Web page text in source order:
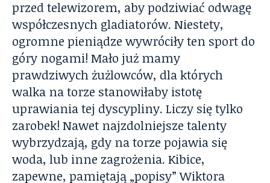
przed telewizorem, aby podziwiać odwagę
współczesnych gladiatorów. Niestety,
ogromne pieniądze wywróciły ten sport do
góry nogami! Mało już mamy
prawdziwych żużlowców, dla których
walka na torze stanowiłaby istotę
uprawiania tej dyscypliny. Liczy się tylko
zarobek! Nawet najzdolniejsze talenty
wybrzydzają, gdy na torze pojawia się
woda, lub inne zagrożenia. Kibice,
zapewne, pamiętają „popisy” Wiktora